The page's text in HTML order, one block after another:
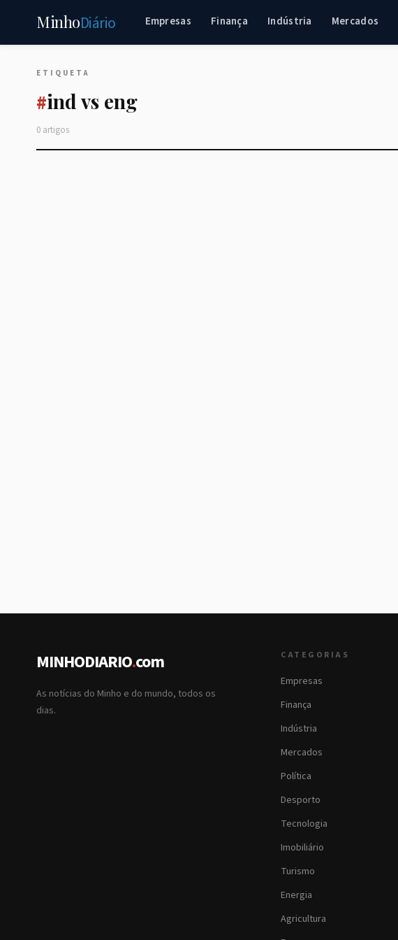
MinhoDiário Empresas Finança Indústria Mercados
ETIQUETA
#ind vs eng
0 artigos
MINHODIARIO.com
As notícias do Minho e do mundo, todos os
dias.
CATEGORIAS
Empresas
Finança
Indústria
Mercados
Política
Desporto
Tecnologia
Imobiliário
Turismo
Energia
Agricultura